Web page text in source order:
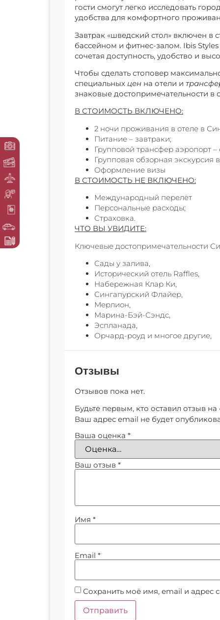
гости смогут легко исследовать
удобства для комфортного
Завтрак «шведский стол» включен в
бассейном и фитнес-залом. Ibis
сочетая доступность, удобство и
Чтобы сделать стоповер
специальных цен на отели и
знаковые достопримечательности
В СТОИМОСТЬ ВКЛЮЧЕНО:
2 ночи проживания в отеле в
Питание – завтраки;
Групповой трансфер аэропорт
Групповая обзорная экскурсия
Оформление визы
В СТОИМОСТЬ НЕ ВКЛЮЧЕНО:
Международный перелёт
Персональные расходы;
Страховка.
ЧТО ВЫ УВИДИТЕ:
Ключевые достопримечательности
Сады у залива,
Исторический отель Raffles,
Набережная Клар Ки,
Сингапурский Флайер,
Мерлион,
Марина-Бэй-Сэндс,
Эспланада,
Орчард-роуд и многое другие,
Отзывы
Отзывов пока нет.
Будьте первым, кто оставил отзыв на
Ваш адрес email не будет
Ваша оценка *
Ваш отзыв *
Имя *
Email *
Сохранить моё имя, email и адрес